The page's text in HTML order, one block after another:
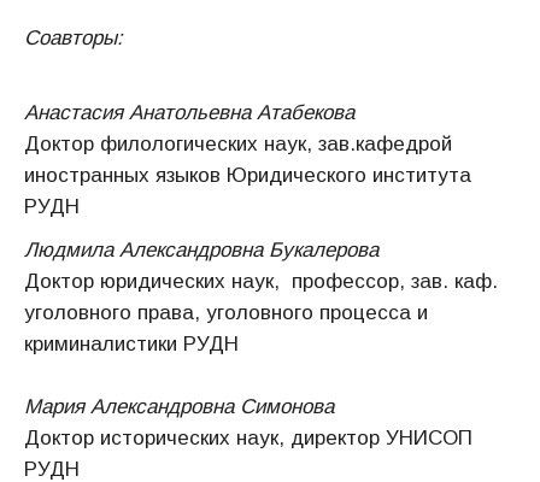
Соавторы:
Анастасия Анатольевна Атабекова
Доктор филологических наук, зав.кафедрой
иностранных языков Юридического института
РУДН
Людмила Александровна Букалерова
Доктор юридических наук, профессор, зав. каф.
уголовного права, уголовного процесса и
криминалистики РУДН
Мария Александровна Симонова
Доктор исторических наук, директор УНИСОП
РУДН